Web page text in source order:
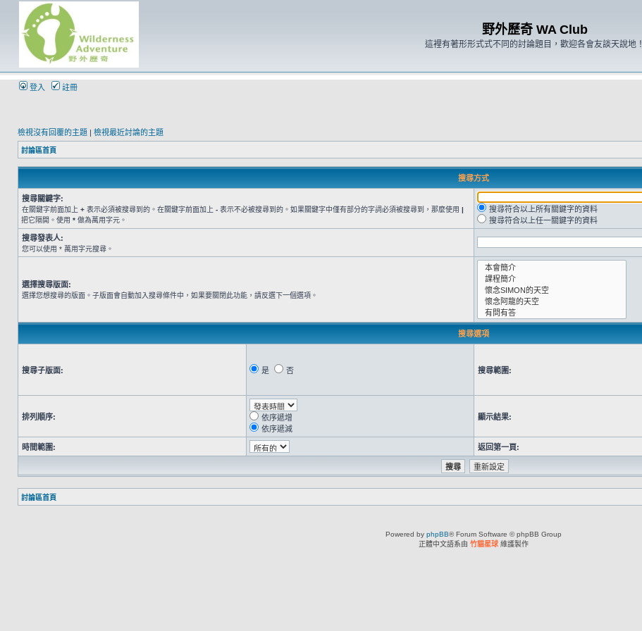
野外歷奇 WA Club
這裡有著形形式式不同的討論題目，歡迎各會友談天說地！
登入 註冊
檢視沒有回覆的主題 | 檢視最近討論的主題
討論區首頁
搜尋方式
搜尋關鍵字:
在關鍵字前面加上 + 表示必須被搜尋到的。在關鍵字前面加上 - 表示不必被搜尋到的。如果關鍵字中僅有部分的字詞必須被搜尋到，那麼使用 |
把它隔開。使用 * 做為萬用字元。
搜尋符合以上所有關鍵字的資料
搜尋符合以上任一關鍵字的資料
搜尋發表人:
您可以使用 * 萬用字元搜尋。
選擇搜尋版面:
選擇您想搜尋的版面。子版面會自動加入搜尋條件中，如果要關閉此功能，請反選下一個選項。
搜尋選項
搜尋子版面: 是 否 搜尋範圍:
排列順序:
依序遞增
依序遞減
顯示結果:
時間範圍: 返回第一頁:
討論區首頁
Powered by phpBB® Forum Software © phpBB Group
正體中文語系由 竹貓星球 維護製作